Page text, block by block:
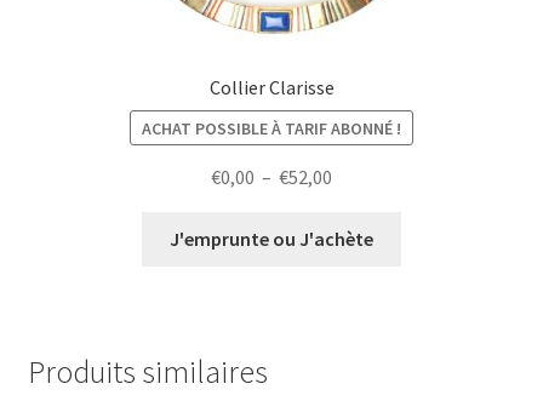
Collier Clarisse
ACHAT POSSIBLE À TARIF ABONNÉ !
€0,00 – €52,00
prix :
J'emprunte ou J'achète
Produits similaires